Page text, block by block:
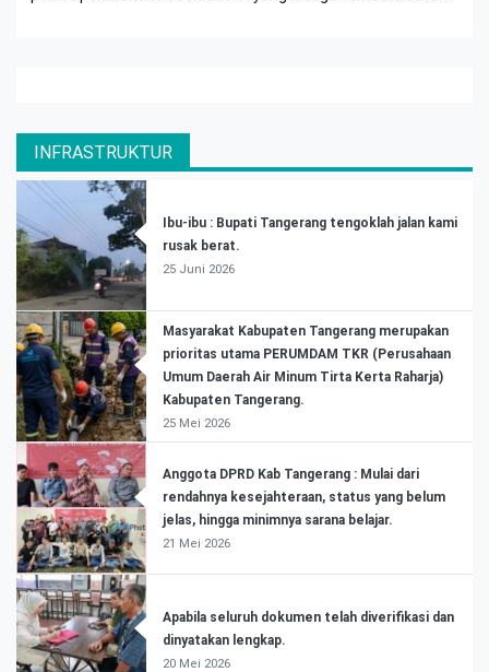
INFRASTRUKTUR
Ibu-ibu : Bupati Tangerang tengoklah jalan kami
rusak berat.
25 Juni 2026
Masyarakat Kabupaten Tangerang merupakan
prioritas utama PERUMDAM TKR (Perusahaan
Umum Daerah Air Minum Tirta Kerta Raharja)
Kabupaten Tangerang.
25 Mei 2026
Anggota DPRD Kab Tangerang : Mulai dari
rendahnya kesejahteraan, status yang belum
jelas, hingga minimnya sarana belajar.
21 Mei 2026
Apabila seluruh dokumen telah diverifikasi dan
dinyatakan lengkap.
20 Mei 2026